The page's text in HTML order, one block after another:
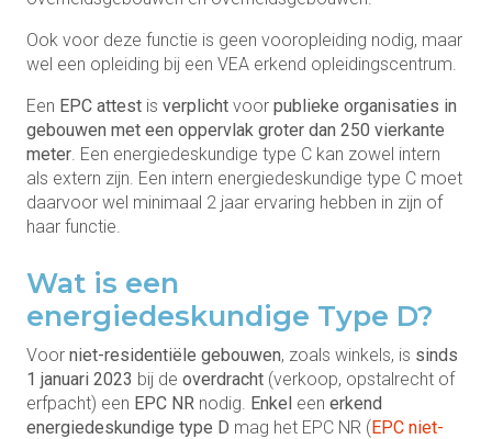
Ook voor deze functie is geen vooropleiding nodig, maar
wel een opleiding bij een VEA erkend opleidingscentrum.
Een EPC attest is verplicht voor publieke organisaties in
gebouwen met een oppervlak groter dan 250 vierkante
meter . Een energiedeskundige type C kan zowel intern
als extern zijn. Een intern energiedeskundige type C moet
daarvoor wel minimaal 2 jaar ervaring hebben in zijn of
haar functie.
Wat is een
energiedeskundige Type D?
Voor niet-residentiële gebouwen, zoals winkels, is sinds
1 januari 2023 bij de overdracht (verkoop, opstalrecht of
erfpacht) een EPC NR nodig. Enkel een erkend
energiedeskundige type D mag het EPC NR (EPC niet-